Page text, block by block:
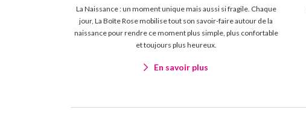
La Naissance : un moment unique mais aussi si fragile. Chaque
jour, La Boîte Rose mobilise tout son savoir-faire autour de la
naissance pour rendre ce moment plus simple, plus confortable
et toujours plus heureux.
En savoir plus